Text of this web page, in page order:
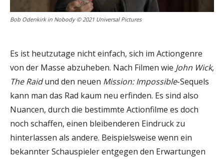
Bob Odenkirk in Nobody © 2021 Universal Pictures
Es ist heutzutage nicht einfach, sich im Actiongenre
von der Masse abzuheben. Nach Filmen wie John Wick,
The Raidund den neuen Mission: Impossible-Sequels
kann man das Rad kaum neu erfinden. Es sind also
Nuancen, durch die bestimmte Actionfilme es doch
noch schaffen, einen bleibenderen Eindruck zu
hinterlassen als andere. Beispielsweise wenn ein
bekannter Schauspieler entgegen den Erwartungen